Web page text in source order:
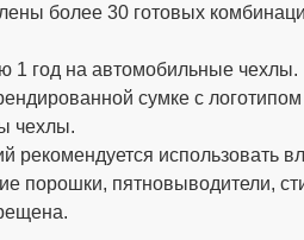
более 30 готовых
1 год на автомобильные чехлы.
сумке с
чехлы.
рекомендуется использовать
порошки, пятновыводители,